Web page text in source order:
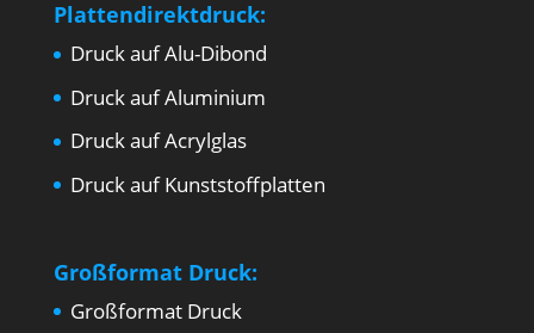
Plattendirektdruck:
Druck auf Alu-Dibond
Druck auf Aluminium
Druck auf Acrylglas
Druck auf Kunststoffplatten
Großformat Druck:
Großformat Druck